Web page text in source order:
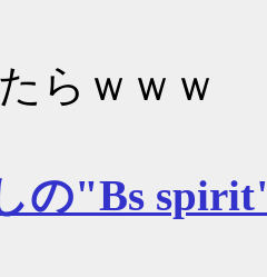
らｗｗｗ
の"Bs